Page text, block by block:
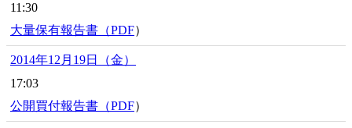
11:30
大量保有報告書（PDF）
2014年12月19日（金）
17:03
公開買付報告書（PDF）